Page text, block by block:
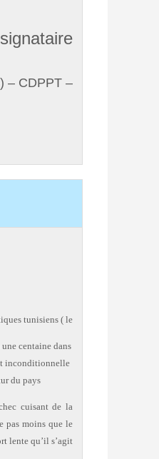
:
– Solidarité Tunisienne – (UGTEF) – CDPPT…
tunisiens ( le
centaine dans
inconditionnelle
du pays.
cuisant de la
pas moins que le
lente qu’il s’agit.